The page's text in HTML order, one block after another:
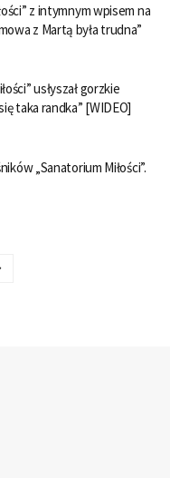
z intymnym wpisem na
z Martą była trudna”
usłyszał gorzkie
taka randka” [WIDEO]
„Sanatorium Miłości”.